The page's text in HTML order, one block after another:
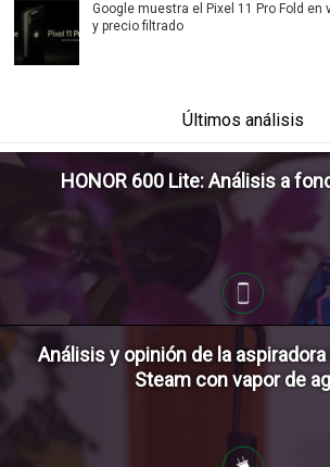
Google muestra el Pixel 11 Pro Fold en
y precio filtrado
Últimos análisis
HONOR 600 Lite: Análisis a
Análisis y opinión de la
Steam con vapor de